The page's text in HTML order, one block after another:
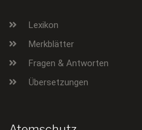
Lexikon
Merkblätter
Fragen & Antworten
Übersetzungen